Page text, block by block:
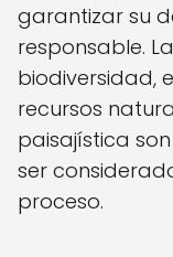
garantizar su
responsable.
biodiversidad,
recursos
paisajística
ser
proceso.